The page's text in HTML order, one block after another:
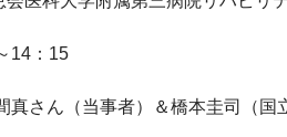
14：15
真さん（当事者）＆橋本圭司（国